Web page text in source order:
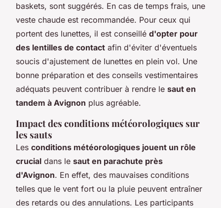
baskets, sont suggérés. En cas de temps frais, une
veste chaude est recommandée. Pour ceux qui
portent des lunettes, il est conseillé d'opter pour
des lentilles de contact afin d'éviter d'éventuels
soucis d'ajustement de lunettes en plein vol. Une
bonne préparation et des conseils vestimentaires
adéquats peuvent contribuer à rendre le saut en
tandem à Avignon plus agréable.
Impact des conditions météorologiques sur
les sauts
Les conditions météorologiques jouent un rôle
crucial dans le saut en parachute près
d'Avignon. En effet, des mauvaises conditions
telles que le vent fort ou la pluie peuvent entraîner
des retards ou des annulations. Les participants